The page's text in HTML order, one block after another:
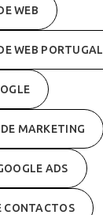
WEB
WEB PORTUGAL
MARKETING
ADS
CONTACTOS